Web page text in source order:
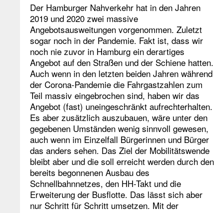
Der Hamburger Nahverkehr hat in den Jahren
2019 und 2020 zwei massive
Angebotsausweitungen vorgenommen. Zuletzt
sogar noch in der Pandemie. Fakt ist, dass wir
noch nie zuvor in Hamburg ein derartiges
Angebot auf den Straßen und der Schiene hatten.
Auch wenn in den letzten beiden Jahren während
der Corona-Pandemie die Fahrgastzahlen zum
Teil massiv eingebrochen sind, haben wir das
Angebot (fast) uneingeschränkt aufrechterhalten.
Es aber zusätzlich auszubauen, wäre unter den
gegebenen Umständen wenig sinnvoll gewesen,
auch wenn im Einzelfall Bürgerinnen und Bürger
das anders sehen. Das Ziel der Mobilitätswende
bleibt aber und die soll erreicht werden durch den
bereits begonnenen Ausbau des
Schnellbahnnetzes, den HH-Takt und die
Erweiterung der Busflotte. Das lässt sich aber
nur Schritt für Schritt umsetzen. Mit der